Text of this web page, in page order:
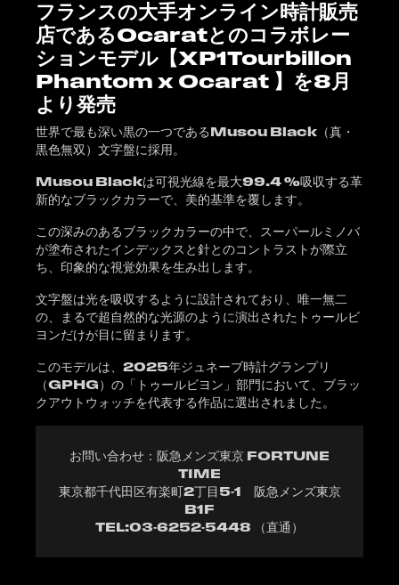
フランスの大手オンライン時計販売
店であるOcaratとのコラボレー
ションモデル【XP1Tourbillon
Phantom x Ocarat 】を8月
より発売
世界で最も深い黒の一つであるMusou Black（真・
黒色無双）文字盤に採用。
Musou Blackは可視光線を最大99.4 %吸収する革
新的なブラックカラーで、美的基準を覆します。
この深みのあるブラックカラーの中で、スーパールミノバ
が塗布されたインデックスと針とのコントラストが際立
ち、印象的な視覚効果を生み出します。
文字盤は光を吸収するように設計されており、唯一無二
の、まるで超自然的な光源のように演出されたトゥールビ
ヨンだけが目に留まります。
このモデルは、2025年ジュネーブ時計グランプリ
（GPHG）の「トゥールビヨン」部門において、ブラッ
クアウトウォッチを代表する作品に選出されました。
お問い合わせ：阪急メンズ東京 FORTUNE
TIME
東京都千代田区有楽町2丁目5-1 阪急メンズ東京
B1F
TEL:03-6252-5448 （直通）